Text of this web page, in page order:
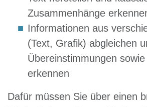
Zusammenhänge
Informationen aus
(Text, Grafik) abgleichen
Übereinstimmungen
erkennen
Dafür müssen Sie über einen